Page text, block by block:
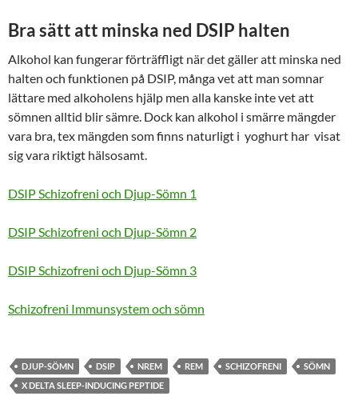
Bra sätt att minska ned DSIP halten
Alkohol kan fungerar förträffligt när det gäller att minska ned
halten och funktionen på DSIP, många vet att man somnar
lättare med alkoholens hjälp men alla kanske inte vet att
sömnen alltid blir sämre. Dock kan alkohol i smärre mängder
vara bra, tex mängden som finns naturligt i yoghurt har visat
sig vara riktigt hälsosamt.
DSIP Schizofreni och Djup-Sömn 1
DSIP Schizofreni och Djup-Sömn 2
DSIP Schizofreni och Djup-Sömn 3
Schizofreni Immunsystem och sömn
DJUP-SÖMN DSIP NREM REM SCHIZOFRENI
SÖMN
X DELTA SLEEP-INDUCING PEPTIDE